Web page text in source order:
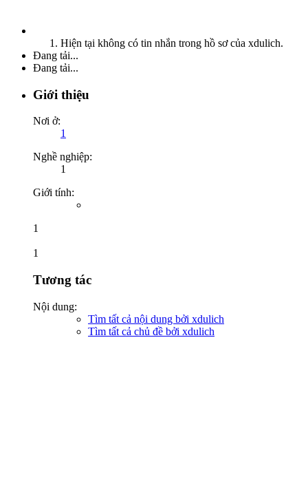
Hiện tại không có tin nhắn trong hồ sơ của xdulich.
Đang tải...
Đang tải...
Giới thiệu
Nơi ở:
1
Nghề nghiệp:
1
Giới tính:
1
1
Tương tác
Nội dung:
Tìm tất cả nội dung bởi xdulich
Tìm tất cả chủ đề bởi xdulich